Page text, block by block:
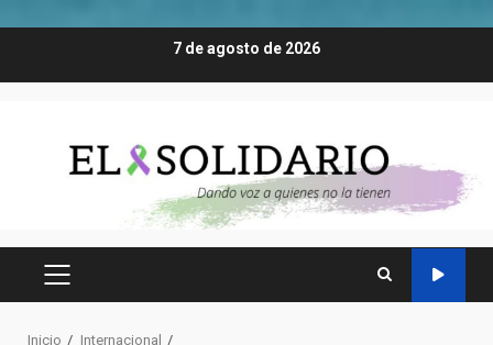
7 de agosto de 2026
MENÚ
Inicio
Internacional